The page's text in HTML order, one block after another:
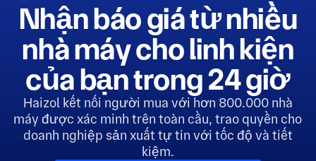
Nhận báo giá từ nhiều
nhà máy cho linh kiện
của bạn trong 24 giờ
Haizol kết nối người mua với hơn 800.000 nhà
máy được xác minh trên toàn cầu, trao quyền cho
doanh nghiệp sản xuất tự tin với tốc độ và tiết
kiệm.